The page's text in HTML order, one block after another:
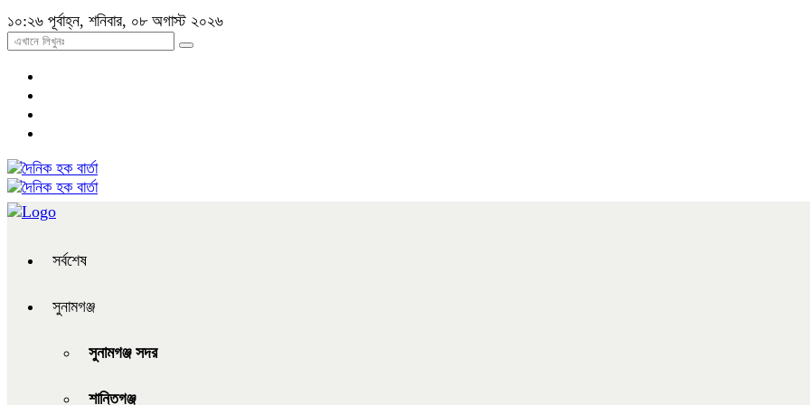
১০:২৬ পূর্বাহ্ন, শনিবার, ০৮ অগাস্ট ২০২৬
সর্বশেষ
সুনামগঞ্জ
সুনামগঞ্জ সদর
শান্তিগঞ্জ